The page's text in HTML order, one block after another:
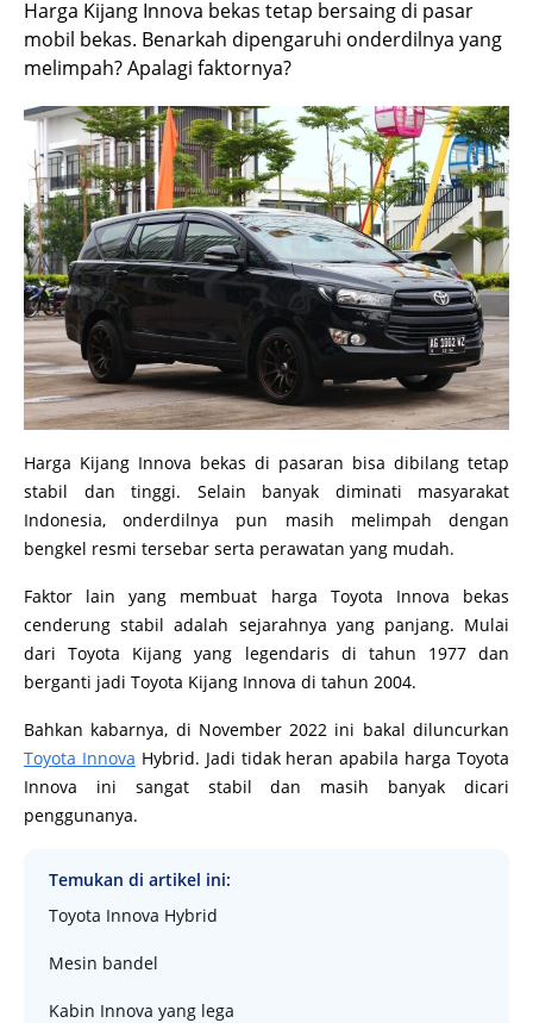
Harga Kijang Innova bekas tetap bersaing di pasar
mobil bekas. Benarkah dipengaruhi onderdilnya yang
melimpah? Apalagi faktornya?
Harga Kijang Innova bekas di pasaran bisa dibilang tetap
stabil dan tinggi. Selain banyak diminati masyarakat
Indonesia, onderdilnya pun masih melimpah dengan
bengkel resmi tersebar serta perawatan yang mudah.
Faktor lain yang membuat harga Toyota Innova bekas
cenderung stabil adalah sejarahnya yang panjang. Mulai
dari Toyota Kijang yang legendaris di tahun 1977 dan
berganti jadi Toyota Kijang Innova di tahun 2004.
Bahkan kabarnya, di November 2022 ini bakal diluncurkan
Toyota Innova Hybrid. Jadi tidak heran apabila harga Toyota
Innova ini sangat stabil dan masih banyak dicari
penggunanya.
Temukan di artikel ini:
Toyota Innova Hybrid
Mesin bandel
Kabin Innova yang lega